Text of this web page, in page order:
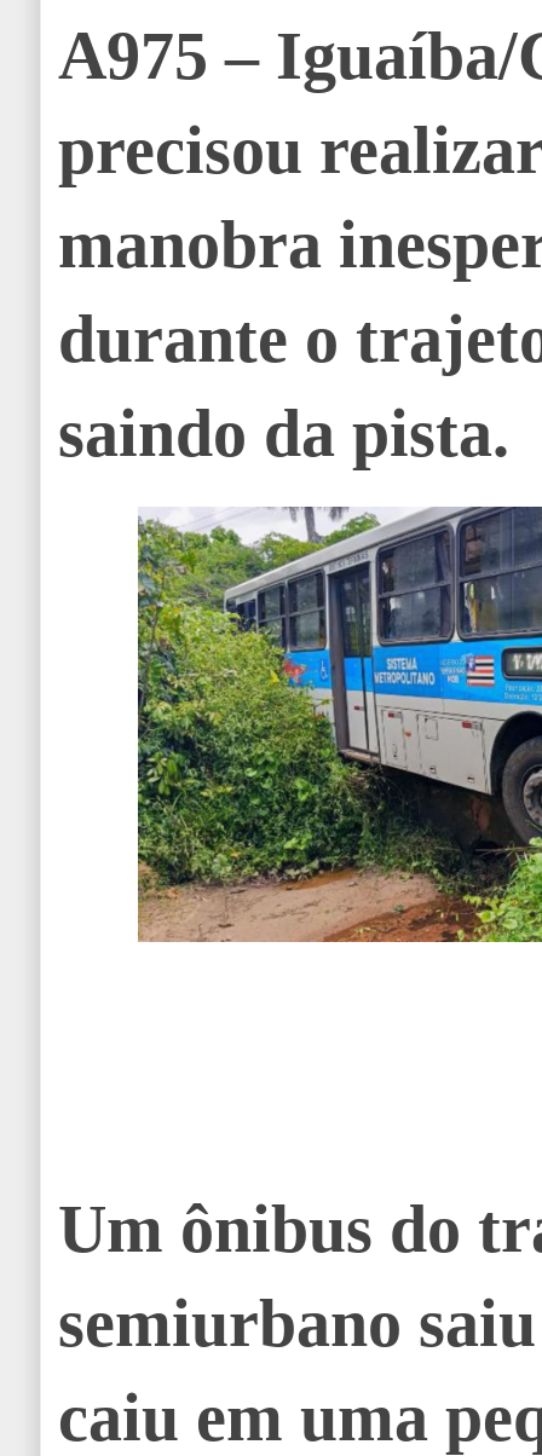
A975 –
precisou
manobra
durante o
saindo da pista.
Um ônibus do
semiurbano
caiu em uma